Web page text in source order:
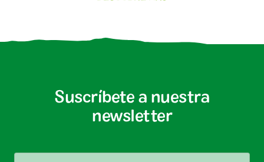
Suscríbete a nuestra
newsletter